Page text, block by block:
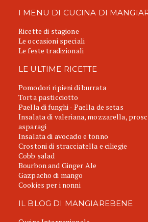
I MENU DI CUCINA DI
Ricette di stagione
Le occasioni speciali
Le feste tradizionali
LE ULTIME RICETTE
Pomodori ripieni di burrata
Torta pasticciotto
Paella di funghi - Paella de setas
Insalata di valeriana, mozzarella,
asparagi
Insalata di avocado e tonno
Crostoni di stracciatella e ciliegie
Cobb salad
Bourbon and Ginger Ale
Gazpacho di mango
Cookies per i nonni
IL BLOG DI MANGIAREBENE